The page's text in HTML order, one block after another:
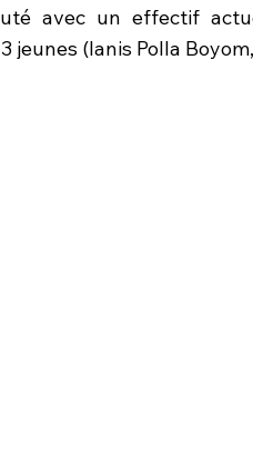
avec un effectif
jeunes (Ianis Polla